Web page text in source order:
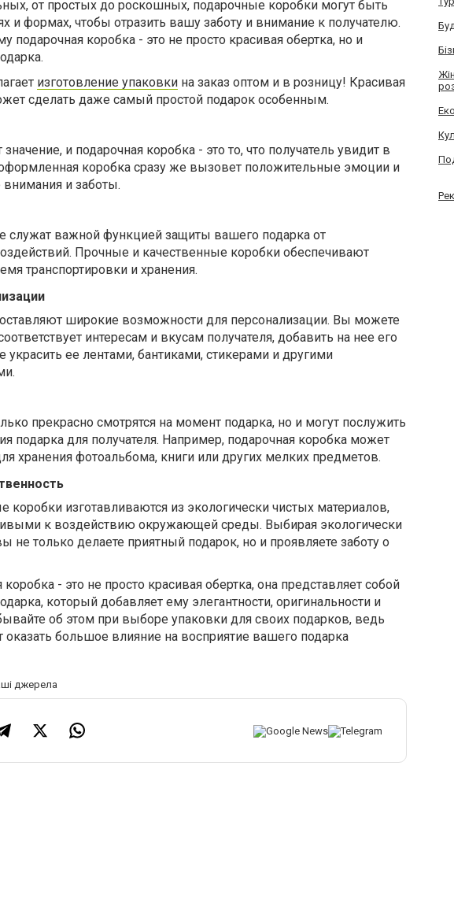
от простых до роскошных, подарочные коробки могут быть
и формах, чтобы отразить вашу заботу и внимание к получателю.
подарочная коробка - это не просто красивая обертка, но и
изготовление упаковки на заказ оптом и в розницу! Красивая
сделать даже самый простой подарок особенным.
и подарочная коробка - это то, что получатель увидит в
коробка сразу же вызовет положительные эмоции и
и заботы.
служат важной функцией защиты вашего подарка от
Прочные и качественные коробки обеспечивают
транспортировки и хранения.
широкие возможности для персонализации. Вы можете
интересам и вкусам получателя, добавить на нее его
украсить ее лентами, бантиками, стикерами и другими
прекрасно смотрятся на момент подарка, но и могут послужить
подарка для получателя. Например, подарочная коробка может
хранения фотоальбома, книги или других мелких предметов.
коробки изготавливаются из экологически чистых материалов,
к воздействию окружающей среды. Выбирая экологически
только делаете приятный подарок, но и проявляете заботу о
- это не просто красивая обертка, она представляет собой
который добавляет ему элегантности, оригинальности и
об этом при выборе упаковки для своих подарков, ведь
большое влияние на восприятие вашего подарка
джерела